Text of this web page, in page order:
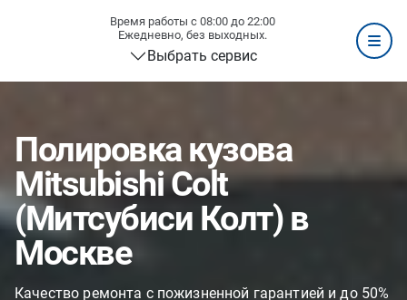
Время работы с 08:00 до 22:00
Ежедневно, без выходных.
Выбрать сервис
Полировка кузова
Mitsubishi Colt
(Митсубиси Колт) в
Москве
Качество ремонта с пожизненной гарантией и до 50%